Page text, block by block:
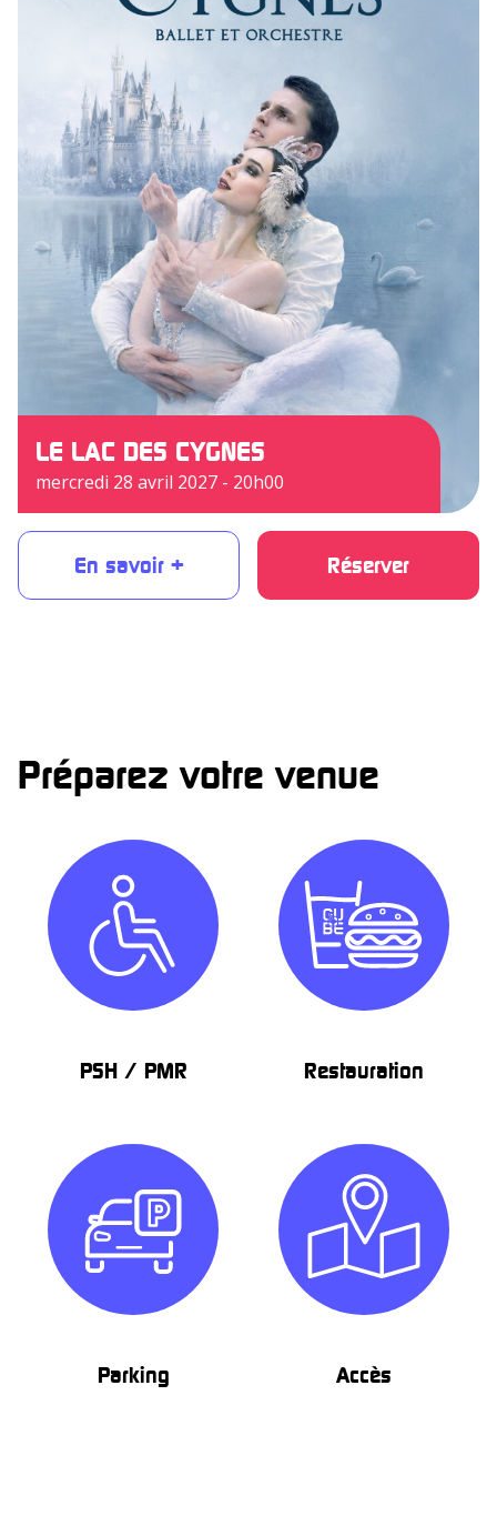
LE LAC DES CYGNES
mercredi 28 avril 2027 - 20h00
En savoir + Réserver
Préparez votre venue
PSH / PMR Restauration
Parking Accès